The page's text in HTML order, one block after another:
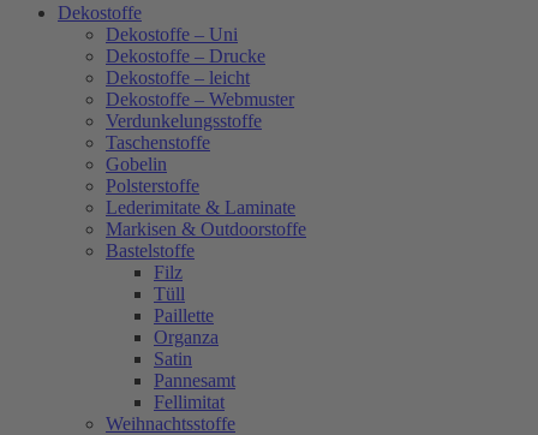
Dekostoffe
Dekostoffe – Uni
Dekostoffe – Drucke
Dekostoffe – leicht
Dekostoffe – Webmuster
Verdunkelungsstoffe
Taschenstoffe
Gobelin
Polsterstoffe
Lederimitate & Laminate
Markisen & Outdoorstoffe
Bastelstoffe
Filz
Tüll
Paillette
Organza
Satin
Pannesamt
Fellimitat
Weihnachtsstoffe